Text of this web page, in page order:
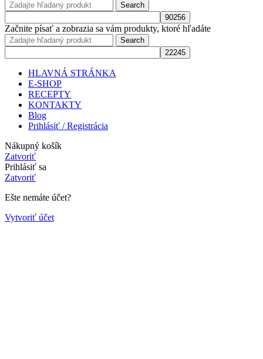
Search
Začnite písať a zobrazia sa vám produkty, ktoré hľadáte
Search
HLAVNÁ STRÁNKA
E-SHOP
RECEPTY
KONTAKTY
Blog
Prihlásiť / Registrácia
Nákupný košík
Zatvoriť
Prihlásiť sa
Zatvoriť
Ešte nemáte účet?
Vytvoriť účet